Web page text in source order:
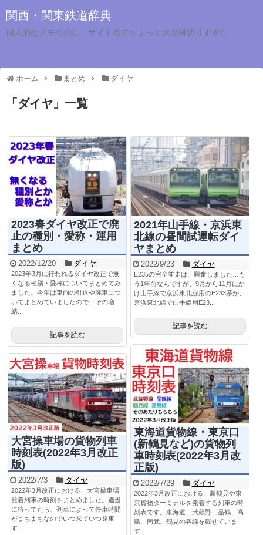
関西・関東鉄道辞典
個人的なメモなのに、サイト名でちょっと大見得切りすぎた
ホーム まとめ ダイヤ
「 ダイヤ 」 一覧
2023春ダイヤ改正で廃
止の種別・愛称・運用
まとめ
2022/12/20 ダイヤ
2023年3月に行われるダイヤ改正で無
くなる種別・愛称についてまとめてみ
ました。今年は車両の引退や廃車につ
いてまとめていましたので、その増
結...
記事を読む
2021年山手線・京浜東
北線の昼間試運転ダイ
ヤまとめ
2022/9/23 ダイヤ
E235の完全並走は、興奮しました…も
う1年前なんですが、9月から11月にか
け山手線で京浜東北線用のE233系が、
京浜東北線で山手線用E23...
記事を読む
東海道貨物線・東京口
(新鶴見など)の貨物列
車時刻表(2022年3月改
正版)
2022/7/29 ダイヤ
2022年3月改正における、新鶴見や東
京貨物ターミナルを発着する列車の時
刻表です。東海道、武蔵野、品鶴、高
島、南武、鶴見の各線を載せていま
す...
大宮操車場の貨物列車
時刻表(2022年3月改正
版)
2022/7/3 ダイヤ
2022年3月改正における、大宮操車場
発着列車の時刻をまとめました。適当
に待ってたら、列車によって停車時間
がまちまちなのでいつ来ていつ発車
す...